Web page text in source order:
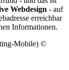
Webdesign - auf
erreichbar
Informationen.